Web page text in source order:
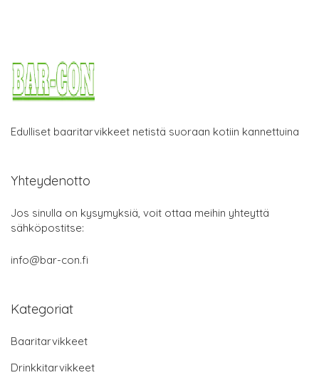
Edulliset baaritarvikkeet netistä suoraan kotiin kannettuina
Yhteydenotto
Jos sinulla on kysymyksiä, voit ottaa meihin yhteyttä
sähköpostitse:
info@bar-con.fi
Kategoriat
Baaritarvikkeet
Drinkkitarvikkeet